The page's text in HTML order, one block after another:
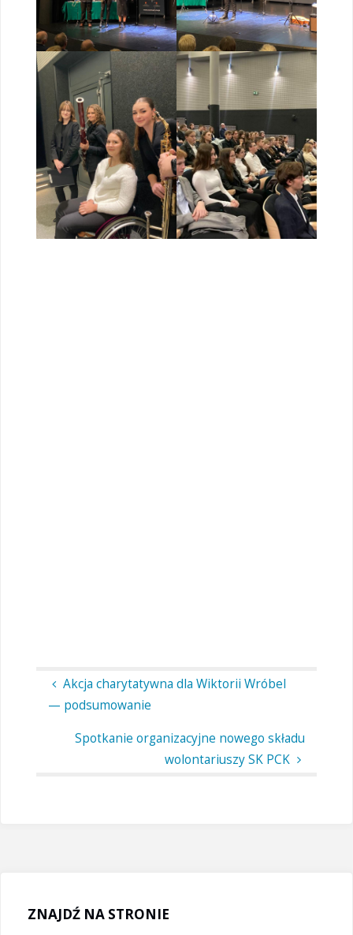
Akcja charytatywna dla Wiktorii Wróbel
— podsumowanie
Spotkanie organizacyjne nowego składu
wolontariuszy SK PCK
ZNAJDŹ NA STRONIE